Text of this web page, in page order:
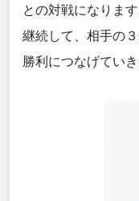
との対戦になりま
継続して、相手の
勝利につなげてい